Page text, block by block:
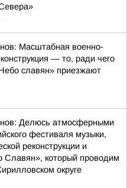
Масштабная военно-
— то, ради чего
славян» приезжают
Делюсь атмосферными
фестиваля музыки,
реконструкции и
Славян», который проводим
округе